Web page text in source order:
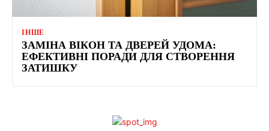
ІНШЕ
ЗАМІНА ВІКОН ТА ДВЕРЕЙ УДОМА:
ЕФЕКТИВНІ ПОРАДИ ДЛЯ СТВОРЕННЯ
ЗАТИШКУ